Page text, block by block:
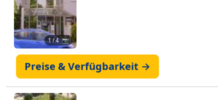
1/ 4 📷
Preise & Verfügbarkeit →